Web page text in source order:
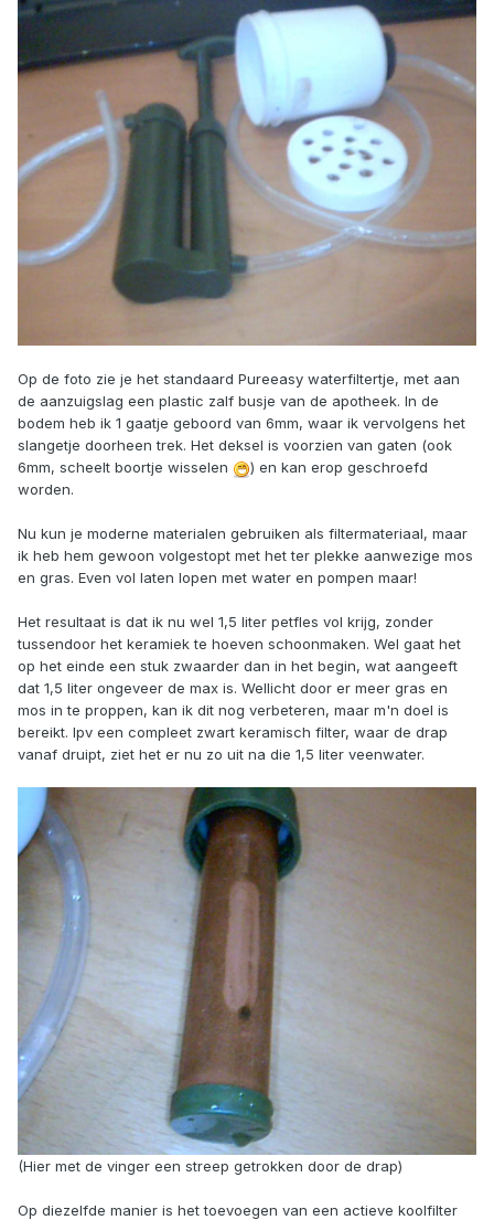
Op de foto zie je het standaard Pureeasy waterfiltertje, met aan
de aanzuigslag een plastic zalf busje van de apotheek. In de
bodem heb ik 1 gaatje geboord van 6mm, waar ik vervolgens het
slangetje doorheen trek. Het deksel is voorzien van gaten (ook
6mm, scheelt boortje wisselen
) en kan erop geschroefd
worden.
Nu kun je moderne materialen gebruiken als filtermateriaal, maar
ik heb hem gewoon volgestopt met het ter plekke aanwezige mos
en gras. Even vol laten lopen met water en pompen maar!
Het resultaat is dat ik nu wel 1,5 liter petfles vol krijg, zonder
tussendoor het keramiek te hoeven schoonmaken. Wel gaat het
op het einde een stuk zwaarder dan in het begin, wat aangeeft
dat 1,5 liter ongeveer de max is. Wellicht door er meer gras en
mos in te proppen, kan ik dit nog verbeteren, maar m'n doel is
bereikt. Ipv een compleet zwart keramisch filter, waar de drap
vanaf druipt, ziet het er nu zo uit na die 1,5 liter veenwater.
(Hier met de vinger een streep getrokken door de drap)
Op diezelfde manier is het toevoegen van een actieve koolfilter